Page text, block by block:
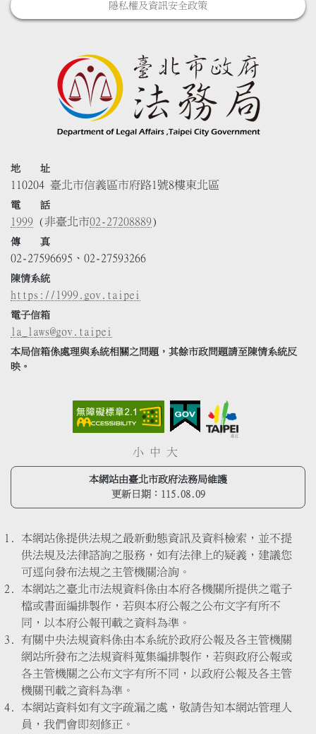
隱私權及資訊安全政策
地 址
110204 臺北市信義區市府路1號8樓東北區
電 話
1999 (非臺北市02-27208889)
傳 真
02-27596695、02-27593266
陳情系統
https://1999.gov.taipei
電子信箱
la_laws@gov.taipei
本局信箱係處理與系統相關之問題，其餘市政問題請至陳情系統反
映。
小 中 大
本網站由臺北市政府法務局維護
更新日期： 115.08.09
本網站係提供法規之最新動態資訊及資料檢索，並不提
供法規及法律諮詢之服務，如有法律上的疑義，建議您
可逕向發布法規之主管機關洽詢。
本網站之臺北市法規資料係由本府各機關所提供之電子
檔或書面編排製作，若與本府公報之公布文字有所不
同，以本府公報刊載之資料為準。
有關中央法規資料係由本系統於政府公報及各主管機關
網站所發布之法規資料蒐集編排製作，若與政府公報或
各主管機關之公布文字有所不同，以政府公報及各主管
機關刊載之資料為準。
本網站資料如有文字疏漏之處，敬請告知本網站管理人
員，我們會即刻修正。